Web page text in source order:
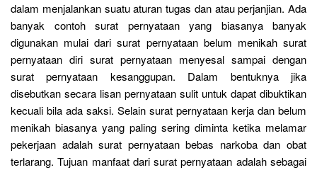
dalam menjalankan suatu aturan tugas dan atau perjanjian. Ada
banyak contoh surat pernyataan yang biasanya banyak
digunakan mulai dari surat pernyataan belum menikah surat
pernyataan diri surat pernyataan menyesal sampai dengan
surat pernyataan kesanggupan. Dalam bentuknya jika
disebutkan secara lisan pernyataan sulit untuk dapat dibuktikan
kecuali bila ada saksi. Selain surat pernyataan kerja dan belum
menikah biasanya yang paling sering diminta ketika melamar
pekerjaan adalah surat pernyataan bebas narkoba dan obat
terlarang. Tujuan manfaat dari surat pernyataan adalah sebagai